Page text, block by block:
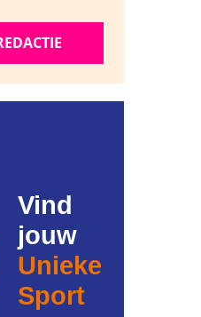
Vind
jouw
Unieke
Sport